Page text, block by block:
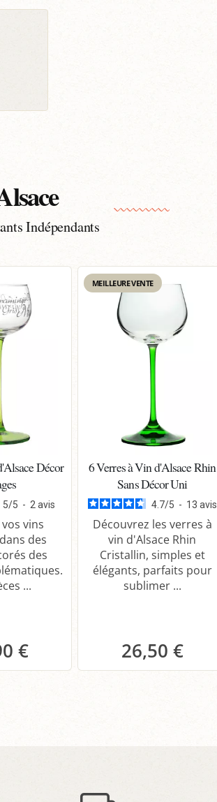
Indépendants
Décor
5/5 - 2 avis
vins
des
des
...
€
MEILLEURE VENTE
6 Verres à Vin d'Alsace Rhin
Sans Décor Uni
4.7/5 - 13 avis
Découvrez les verres à
vin d'Alsace Rhin
Cristallin, simples et
élégants, parfaits pour
sublimer ...
26,50 €